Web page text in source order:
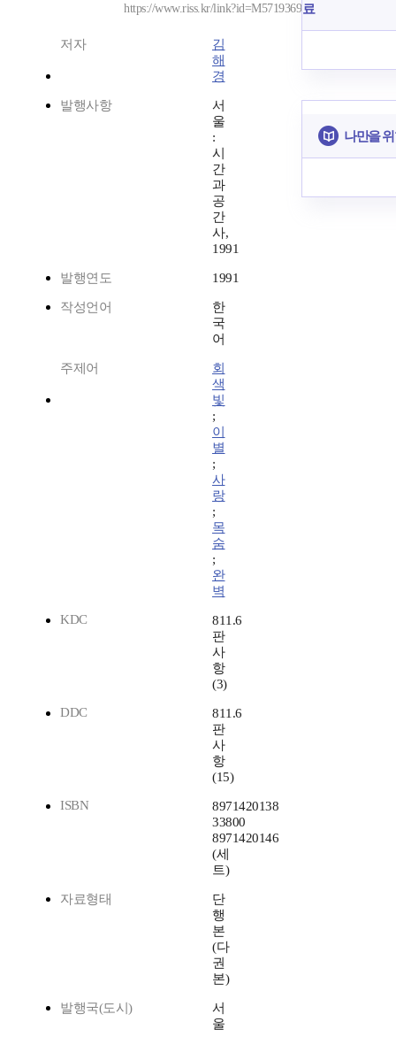
https://www.riss.kr/link?id=M5719369
저자
김
해
경
발행사항
서
울
:
시
간
과
공
간
사,
1991
발행연도 1991
작성언어
한
국
어
주제어
회
색
빛
;
이
별
;
사
랑
;
목
숨
;
완
벽
KDC
811.6
판
사
항
(3)
DDC
811.6
판
사
항
(15)
ISBN
8971420138
33800
8971420146
(세
트)
자료형태
단
행
본
(다
권
본)
발행국(도시)
서
울
료
나만을